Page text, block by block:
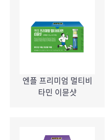
엔플 프리미엄 멀티비
타민 이뮨샷